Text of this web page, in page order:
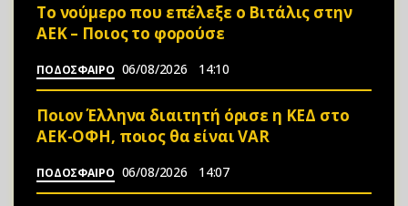
Το νούμερο που επέλεξε ο Βιτάλις στην
ΑΕΚ – Ποιος το φορούσε
ΠΟΔΟΣΦΑΙΡΟ 06/08/2026 14:10
Ποιον Έλληνα διαιτητή όρισε η ΚΕΔ στο
ΑΕΚ-ΟΦΗ, ποιος θα είναι VAR
ΠΟΔΟΣΦΑΙΡΟ 06/08/2026 14:07